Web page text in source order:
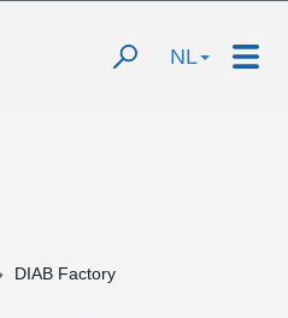
NL
DIAB Factory